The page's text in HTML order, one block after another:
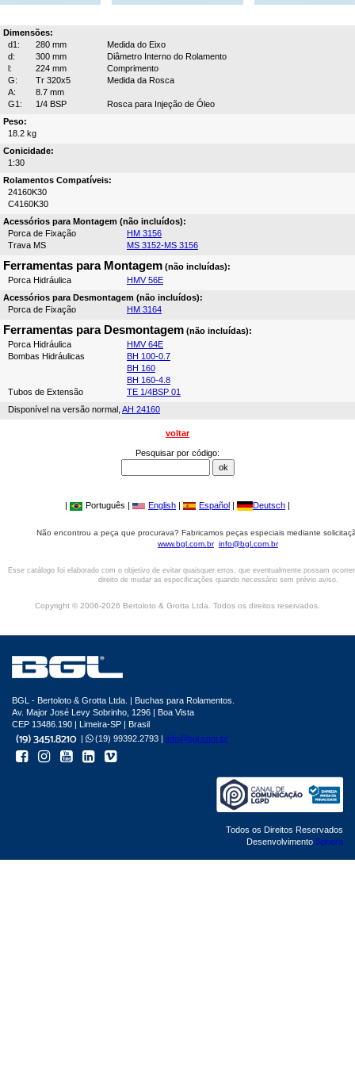
Dimensões:
d1:
280 mm
Medida do Eixo
d:
300 mm
Diâmetro Interno do Rolamento
l:
224 mm
Comprimento
G:
Tr 320x5
Medida da Rosca
A:
8.7 mm
G1:
1/4 BSP
Rosca para Injeção de Óleo
Peso:
18.2 kg
Conicidade:
1:30
Rolamentos Compatíveis:
24160K30
C4160K30
Acessórios para Montagem (não incluídos):
Porca de Fixação
HM 3156
Trava MS
MS 3152-MS 3156
Ferramentas para Montagem (não incluídas):
Porca Hidráulica
HMV 56E
Acessórios para Desmontagem (não incluídos):
Porca de Fixação
HM 3164
Ferramentas para Desmontagem (não incluídas):
Porca Hidráulica
HMV 64E
Bombas Hidráulicas
BH 100-0.7
BH 160
BH 160-4.8
Tubos de Extensão
TE 1/4BSP 01
Disponível na versão normal, AH 24160
voltar
Pesquisar por código:
| Português | English | Español | Deutsch |
Não encontrou a peça que procurava? Fabricamos peças especiais mediante
www.bgl.com.br info@bgl.com.br
Esse catálogo foi elaborado com o objetivo de evitar quaisquer erros, que eventualmente possam
direito de mudar as especificações quando necessário sem prévio aviso.
Copyright © 2006-2026 Bertoloto & Grotta Ltda. Todos os direitos reservados.
BGL - Bertoloto & Grotta Ltda. | Buchas para Rolamentos.
Av. Major José Levy Sobrinho, 1296 | Boa Vista
CEP 13486.190 | Limeira-SP | Brasil
|
(19) 99392.2793 | info@bgl.com.br
Todos os Direitos Reservados
Desenvolvimento Sphera